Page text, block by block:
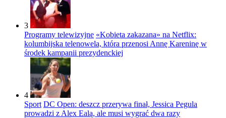
3
Programy telewizyjne «Kobieta zakazana» na Netflix:
kolumbijska telenowela, która przenosi Annę Kareninę w
środek kampanii prezydenckiej
4
Sport DC Open: deszcz przerywa finał, Jessica Pegula
prowadzi z Alex Ealą, ale musi wygrać dwa razy